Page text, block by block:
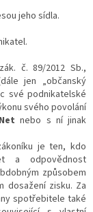
jeho sídla.
č. 89/2012 Sb.,
jen „občanský
své podnikatelské
svého povolání
nebo s ní jinak
je ten, kdo
a odpovědnost
způsobem
dosažení zisku. Za
spotřebitele také